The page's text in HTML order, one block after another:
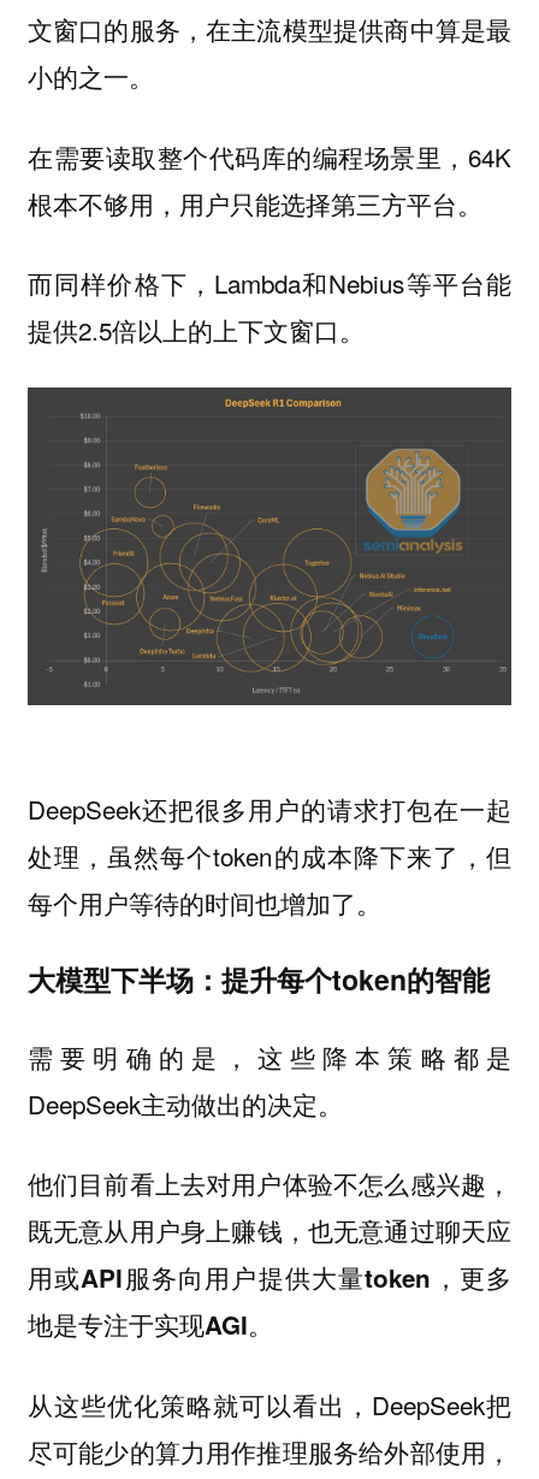
文窗口的服务，在主流模型提供商中算是最
小的之一。
在需要读取整个代码库的编程场景里，64K
根本不够用，用户只能选择第三方平台。
而同样价格下，Lambda和Nebius等平台能
提供2.5倍以上的上下文窗口。
DeepSeek还把很多用户的请求打包在一起
处理，虽然每个token的成本降下来了，但
每个用户等待的时间也增加了。
大模型下半场：提升每个token的智能
需要明确的是，这些降本策略都是
DeepSeek主动做出的决定。
他们目前看上去对用户体验不怎么感兴趣，
既无意从用户身上赚钱 ，也无意通过聊天应
用或API服务向用户提供大量token ，更多
地是专注于实现AGI。
从这些优化策略就可以看出，DeepSeek把
尽可能少的算力用作推理服务给外部使用，